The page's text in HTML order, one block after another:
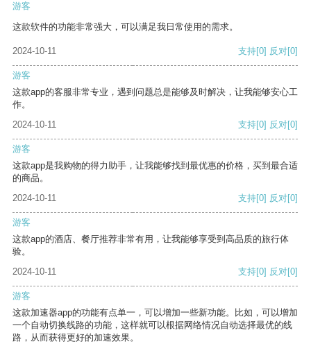
游客
这款软件的功能非常强大，可以满足我日常使用的需求。
2024-10-11 支持[0] 反对[0]
游客
这款app的客服非常专业，遇到问题总是能够及时解决，让我能够安心工
作。
2024-10-11
支持[0] 反对[0]
游客
这款app是我购物的得力助手，让我能够找到最优惠的价格，买到最合适
的商品。
2024-10-11
支持[0] 反对[0]
游客
这款app的酒店、餐厅推荐非常有用，让我能够享受到高品质的旅行体
验。
2024-10-11
支持[0] 反对[0]
游客
这款加速器app的功能有点单一，可以增加一些新功能。比如，可以增加
一个自动切换线路的功能，这样就可以根据网络情况自动选择最优的线
路，从而获得更好的加速效果。